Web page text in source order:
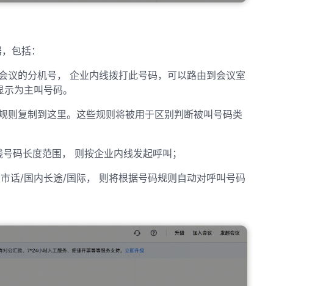
包括：
议的分机号， 企业内线拨打此号码，可以路由到会议室
为主叫号码。
则复制到这里。这些规则将被用于区别判断被叫号码类
码长度范围， 则按企业内线发起呼叫；
话/国内长途/国际， 则将根据号码规则自动对呼叫号码